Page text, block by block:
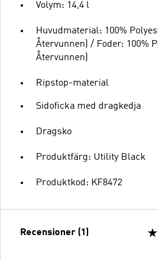
Volym: 14,4 l
Huvudmaterial: 100%
Återvunnen) / Foder: 100%
Återvunnen)
Ripstop-material
Sidoficka med dragkedja
Dragsko
Produktfärg: Utility Black
Produktkod: KF8472
Recensioner (1)